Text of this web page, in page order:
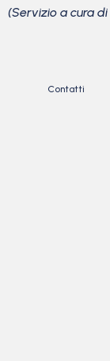
(Servizio a cura di
Contatti